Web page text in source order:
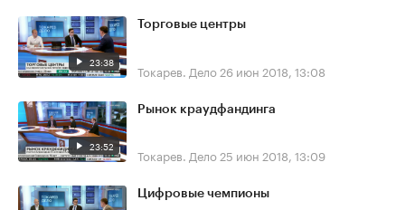
23:38
Торговые центры
Токарев. Дело 26 июн 2018, 13:08
23:52
Рынок краудфандинга
Токарев. Дело 25 июн 2018, 13:09
Цифровые чемпионы